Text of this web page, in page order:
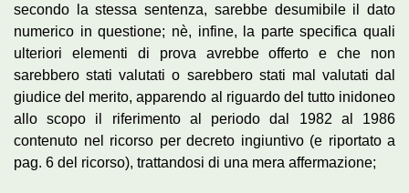
secondo la stessa sentenza, sarebbe desumibile il dato
numerico in questione; nè, infine, la parte specifica quali
ulteriori elementi di prova avrebbe offerto e che non
sarebbero stati valutati o sarebbero stati mal valutati dal
giudice del merito, apparendo al riguardo del tutto inidoneo
allo scopo il riferimento al periodo dal 1982 al 1986
contenuto nel ricorso per decreto ingiuntivo (e riportato a
pag. 6 del ricorso), trattandosi di una mera affermazione;